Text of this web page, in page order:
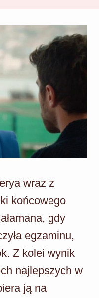
wraz z
końcowego
gdy
egzaminu,
Z kolei wynik
najlepszych w
ją na